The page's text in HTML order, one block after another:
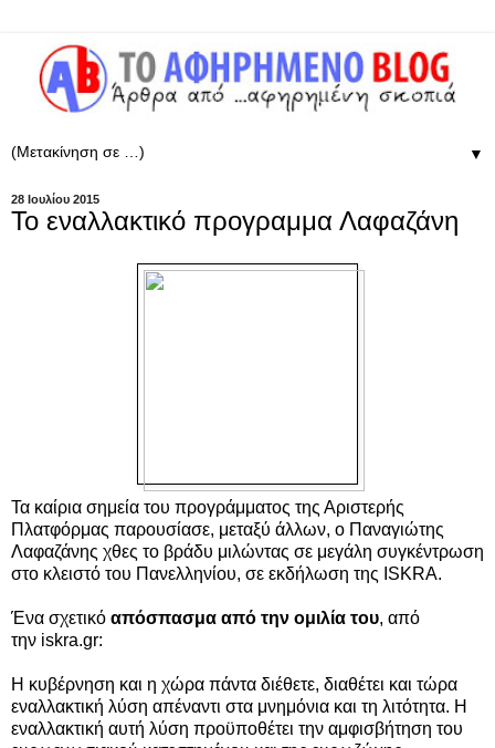
▼
28 Ιουλίου 2015
Το εναλλακτικό προγραμμα Λαφαζάνη
Τα καίρια σημεία του προγράμματος της Αριστερής
Πλατφόρμας παρουσίασε, μεταξύ άλλων, ο Παναγιώτης
Λαφαζάνης χθες το βράδυ μιλώντας σε μεγάλη συγκέντρωση
στο κλειστό του Πανελληνίου, σε εκδήλωση της ISKRA.
Ένα σχετικό απόσπασμα από την ομιλία του, από
την iskra.gr:
Η κυβέρνηση και η χώρα πάντα διέθετε, διαθέτει και τώρα
εναλλακτική λύση απέναντι στα μνημόνια και τη λιτότητα. Η
εναλλακτική αυτή λύση προϋποθέτει την αμφισβήτηση του